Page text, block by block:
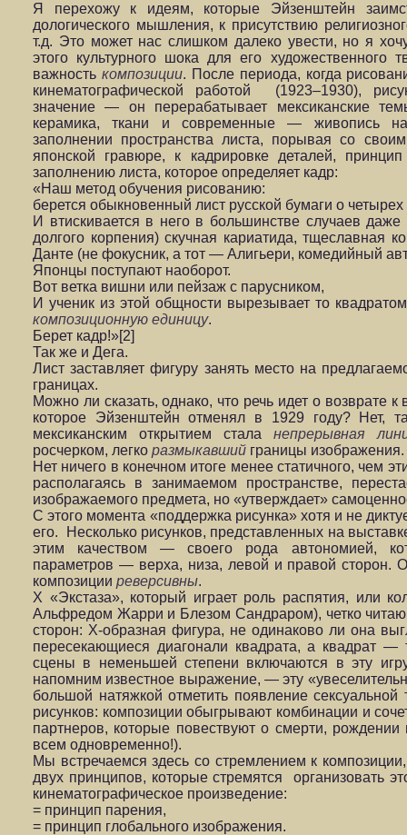
Я перехожу к идеям, которые Эйзенштейн
дологического мышления, к присутствию
т.д. Это может нас слишком далеко увести, но я
этого культурного шока для его художественного
важность композиции. После периода, когда
кинематографической работой (1923–1930),
значение — он перерабатывает мексиканские
керамика, ткани и современные — живопись на
заполнении пространства листа, порывая со
японской гравюре, к кадрировке деталей,
заполнению листа, которое определяет кадр:
«Наш метод обучения рисованию:
берется обыкновенный лист русской бумаги о четырех
И втискивается в него в большинстве случаев даже
долгого корпения) скучная кариатида, тщеславная
Данте (не фокусник, а тот — Алигьери, комедийный
Японцы поступают наоборот.
Вот ветка вишни или пейзаж с парусником,
И ученик из этой общности вырезывает то
композиционную единицу.
Берет кадр!»[2]
Так же и Дега.
Лист заставляет фигуру занять место на
границах.
Можно ли сказать, однако, что речь идет о возврате
которое Эйзенштейн отменял в 1929 году? Нет,
мексиканским открытием стала непрерывная
росчерком, легко размыкавший границы изображения.
Нет ничего в конечном итоге менее статичного, чем
располагаясь в занимаемом пространстве,
изображаемого предмета, но «утверждает»
С этого момента «поддержка рисунка» хотя и не
его. Несколько рисунков, представленных на
этим качеством — своего рода автономией,
параметров — верха, низа, левой и правой сторон.
композиции реверсивны.
X «Экстаза», который играет роль распятия, или
Альфредом Жарри и Блезом Сандраром), четко
сторон: Х-образная фигура, не одинаково ли она
пересекающиеся диагонали квадрата, а квадрат
сцены в неменьшей степени включаются в эту
напомним известное выражение, — эту
большой натяжкой отметить появление
рисунков: композиции обыгрывают комбинации и
партнеров, которые повествуют о смерти,
всем одновременно!).
Мы встречаемся здесь со стремлением к
двух принципов, которые стремятся организовать
кинематографическое произведение:
= принцип парения,
= принцип глобального изображения.